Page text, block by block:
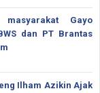
Gayo
dan PT Brantas
Ilham Azikin Ajak